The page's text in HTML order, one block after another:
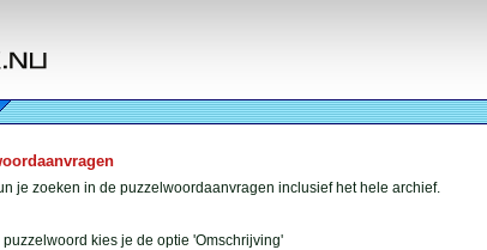
je zoeken in de puzzelwoordaanvragen inclusief het hele archief.
puzzelwoord kies je de optie 'Omschrijving'